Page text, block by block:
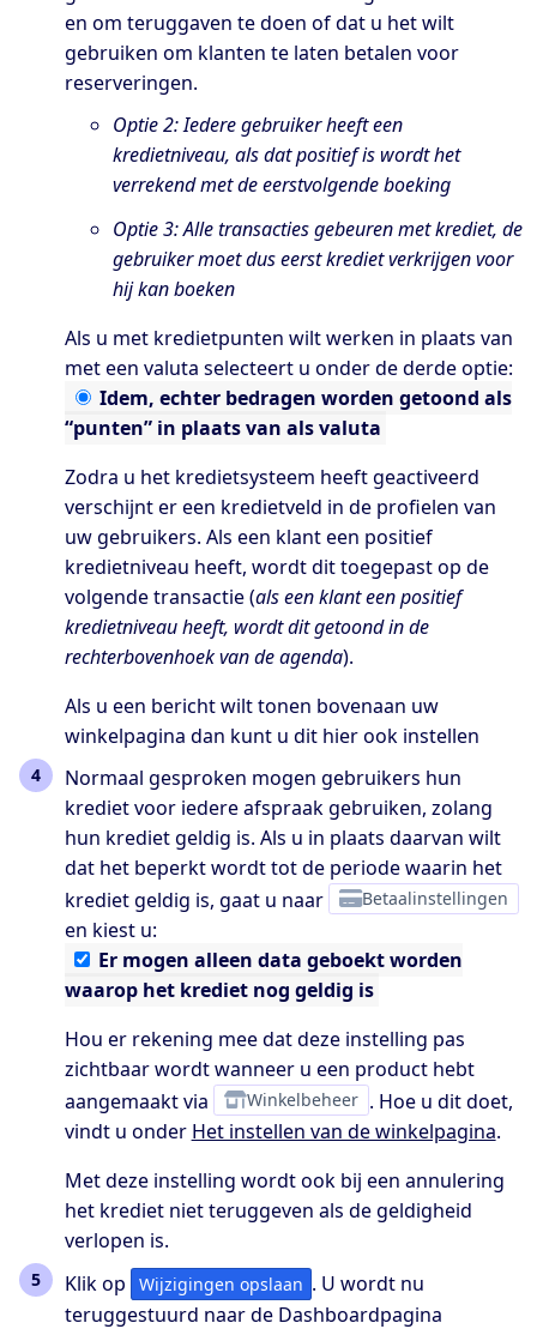
en om teruggaven te doen of dat u het wilt
gebruiken om klanten te laten betalen voor
reserveringen.
Optie 2: Iedere gebruiker heeft een
kredietniveau, als dat positief is wordt het
verrekend met de eerstvolgende boeking
Optie 3: Alle transacties gebeuren met krediet, de
gebruiker moet dus eerst krediet verkrijgen voor
hij kan boeken
Als u met kredietpunten wilt werken in plaats van
met een valuta selecteert u onder de derde optie:
Idem, echter bedragen worden getoond als
“punten” in plaats van als valuta
Zodra u het kredietsysteem heeft geactiveerd
verschijnt er een kredietveld in de profielen van
uw gebruikers. Als een klant een positief
kredietniveau heeft, wordt dit toegepast op de
volgende transactie (als een klant een positief
kredietniveau heeft, wordt dit getoond in de
rechterbovenhoek van de agenda).
Als u een bericht wilt tonen bovenaan uw
winkelpagina dan kunt u dit hier ook instellen
Normaal gesproken mogen gebruikers hun
krediet voor iedere afspraak gebruiken, zolang
hun krediet geldig is. Als u in plaats daarvan wilt
dat het beperkt wordt tot de periode waarin het
krediet geldig is, gaat u naar
Betaalinstellingen
en kiest u:
Er mogen alleen data geboekt worden
waarop het krediet nog geldig is
Hou er rekening mee dat deze instelling pas
zichtbaar wordt wanneer u een product hebt
aangemaakt via
Winkelbeheer . Hoe u dit doet,
vindt u onder Het instellen van de winkelpagina.
Met deze instelling wordt ook bij een annulering
het krediet niet teruggeven als de geldigheid
verlopen is.
Klik op
Wijzigingen opslaan . U wordt nu
teruggestuurd naar de Dashboardpagina